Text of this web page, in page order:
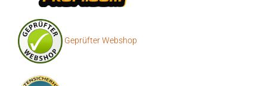
Geprüfter Webshop